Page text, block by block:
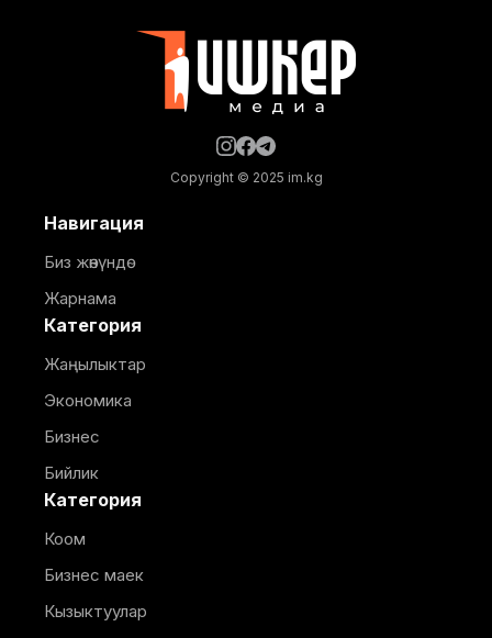
Copyright © 2025 im.kg
Навигация
Биз жөнүндө
Жарнама
Категория
Жаңылыктар
Экономика
Бизнес
Бийлик
Категория
Коом
Бизнес маек
Кызыктуулар